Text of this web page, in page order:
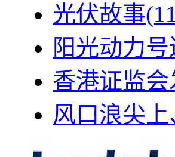
光伏故事
阳光动力
香港证监
风口浪尖